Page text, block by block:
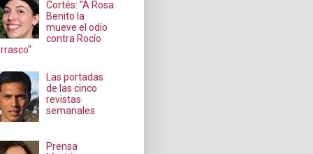
Cortés: "A Rosa
Benito la
mueve el odio
contra Rocío
Las portadas
de las cinco
revistas
semanales
Prensa